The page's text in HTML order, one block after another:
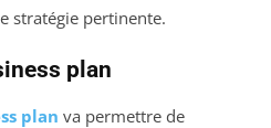
stratégie pertinente.
plan
plan va permettre de